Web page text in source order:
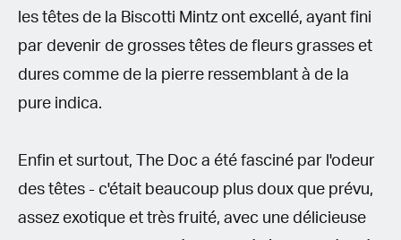
les têtes de la Biscotti Mintz ont excellé, ayant fini
par devenir de grosses têtes de fleurs grasses et
dures comme de la pierre ressemblant à de la
pure indica.
Enfin et surtout, The Doc a été fasciné par l'odeur
des têtes - c'était beaucoup plus doux que prévu,
assez exotique et très fruité, avec une délicieuse